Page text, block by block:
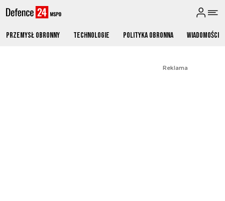
Przemysł obronny Technologie Polityka obronna Wiadomości
Reklama